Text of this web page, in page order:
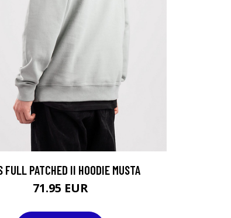
FULL PATCHED II HOODIE MUSTA
71.95 EUR